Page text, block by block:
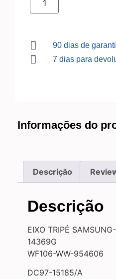
90 dias de
7 dias para
Informações do
Descrição
Descrição
EIXO TRIPÉ
14369G
WF106-WW-954606
DC97-15185/A